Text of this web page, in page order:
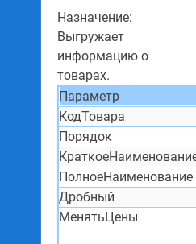
Назначение:
Выгружает
информацию о
товарах.
Параметр
КодТовара
Порядок
ПолноеНаименование
Дробный
МенятьЦены